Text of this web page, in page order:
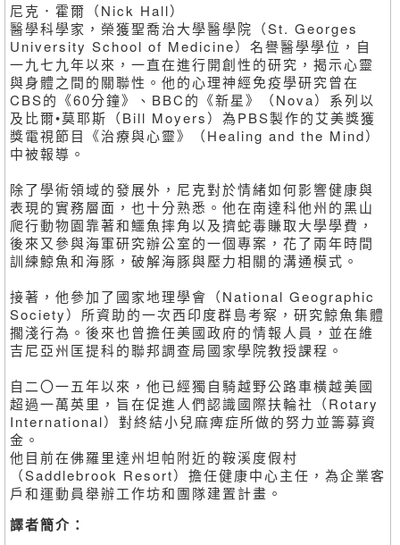
尼克．霍爾（Nick Hall）
醫學科學家，榮獲聖喬治大學醫學院（St. Georges
University School of Medicine）名譽醫學學位，自
一九七九年以來，一直在進行開創性的研究，揭示心靈
與身體之間的關聯性。他的心理神經免疫學研究曾在
CBS的《60分鐘》、BBC的《新星》（Nova）系列以
及比爾•莫耶斯（Bill Moyers）為PBS製作的艾美獎獲
獎電視節目《治療與心靈》（Healing and the Mind）
中被報導。
除了學術領域的發展外，尼克對於情緒如何影響健康與
表現的實務層面，也十分熟悉。他在南達科他州的黑山
爬行動物園靠著和鱷魚摔角以及擠蛇毒賺取大學學費，
後來又參與海軍研究辦公室的一個專案，花了兩年時間
訓練鯨魚和海豚，破解海豚與壓力相關的溝通模式。
接著，他參加了國家地理學會（National Geographic
Society）所資助的一次西印度群島考察，研究鯨魚集體
擱淺行為。後來也曾擔任美國政府的情報人員，並在維
吉尼亞州匡提科的聯邦調查局國家學院教授課程。
自二〇一五年以來，他已經獨自騎越野公路車橫越美國
超過一萬英里，旨在促進人們認識國際扶輪社（Rotary
International）對終結小兒麻痺症所做的努力並籌募資
金。
他目前在佛羅里達州坦帕附近的鞍溪度假村
（Saddlebrook Resort）擔任健康中心主任，為企業客
戶和運動員舉辦工作坊和團隊建置計畫。
譯者簡介：